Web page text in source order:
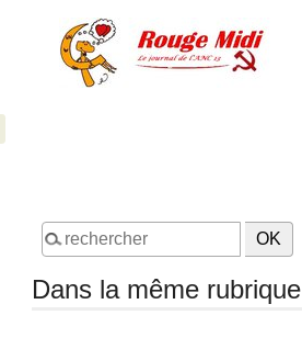
Dans la même rubrique